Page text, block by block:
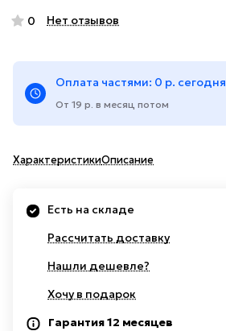
0 Нет отзывов
Оплата частями: 0 р. сегодня
От 19 р. в месяц потом
ХарактеристикиОписание
Есть на складе
Рассчитать доставку
Нашли дешевле?
Хочу в подарок
Гарантия 12 месяцев